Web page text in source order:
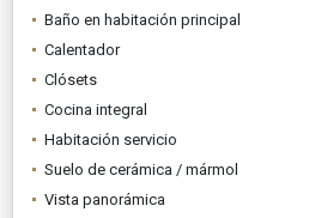
Baño en habitación principal
Calentador
Clósets
Cocina integral
Habitación servicio
Suelo de cerámica / mármol
Vista panorámica